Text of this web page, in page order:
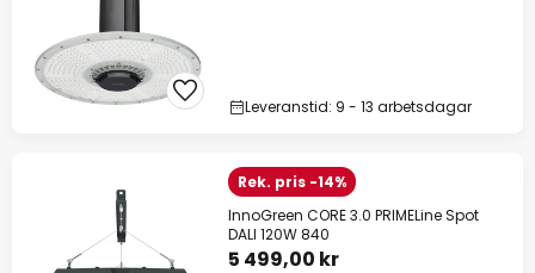
Leveranstid: 9 - 13 arbetsdagar
Rek. pris -14%
InnoGreen CORE 3.0 PRIMELine Spot
DALI 120W 840
5 499,00 kr